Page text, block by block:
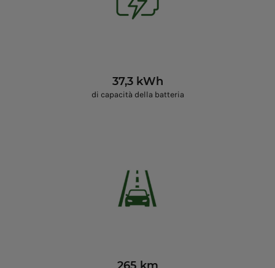
37,3 kWh
di capacità della batteria